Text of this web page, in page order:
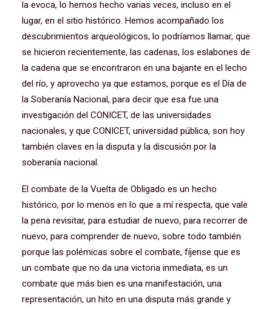
la evoca, lo hemos hecho varias veces, incluso en el
lugar, en el sitio histórico. Hemos acompañado los
descubrimientos arqueológicos, lo podríamos llamar, que
se hicieron recientemente, las cadenas, los eslabones de
la cadena que se encontraron en una bajante en el lecho
del río, y aprovecho ya que estamos, porque es el Día de
la Soberanía Nacional, para decir que esa fue una
investigación del CONICET, de las universidades
nacionales, y que CONICET, universidad pública, son hoy
también claves en la disputa y la discusión por la
soberanía nacional.
El combate de la Vuelta de Obligado es un hecho
histórico, por lo menos en lo que a mí respecta, que vale
la pena revisitar, para estudiar de nuevo, para recorrer de
nuevo, para comprender de nuevo, sobre todo también
porque las polémicas sobre el combate, fíjense que es
un combate que no da una victoria inmediata, es un
combate que más bien es una manifestación, una
representación, un hito en una disputa más grande y